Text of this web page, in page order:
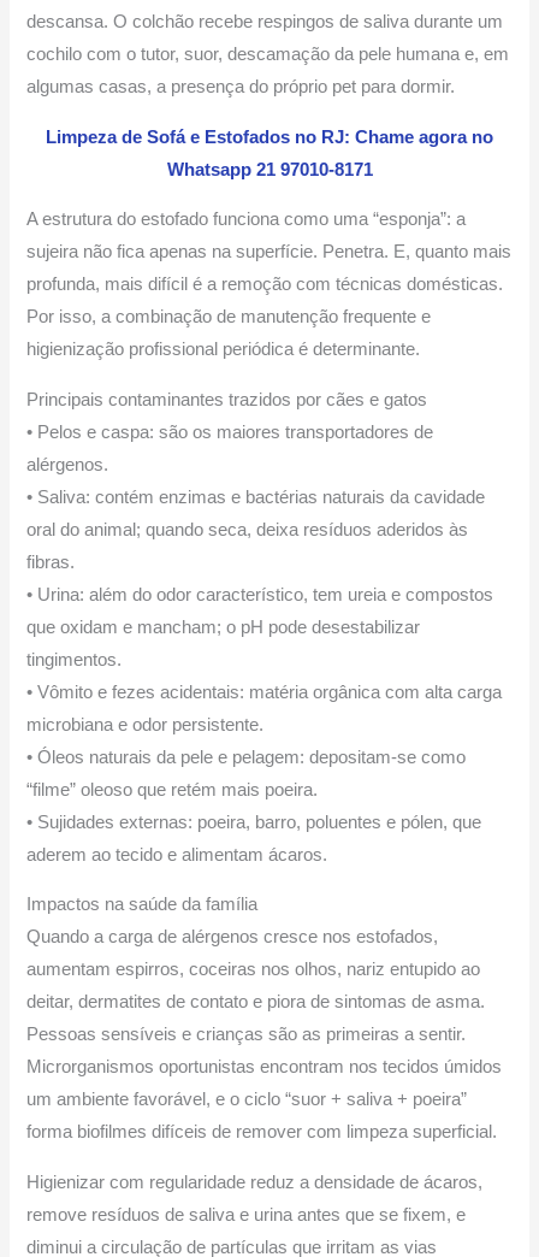
descansa. O colchão recebe respingos de saliva durante um
cochilo com o tutor, suor, descamação da pele humana e, em
algumas casas, a presença do próprio pet para dormir.
Limpeza de Sofá e Estofados no RJ: Chame agora no
Whatsapp 21 97010-8171
A estrutura do estofado funciona como uma “esponja”: a
sujeira não fica apenas na superfície. Penetra. E, quanto mais
profunda, mais difícil é a remoção com técnicas domésticas.
Por isso, a combinação de manutenção frequente e
higienização profissional periódica é determinante.
Principais contaminantes trazidos por cães e gatos
• Pelos e caspa: são os maiores transportadores de
alérgenos.
• Saliva: contém enzimas e bactérias naturais da cavidade
oral do animal; quando seca, deixa resíduos aderidos às
fibras.
• Urina: além do odor característico, tem ureia e compostos
que oxidam e mancham; o pH pode desestabilizar
tingimentos.
• Vômito e fezes acidentais: matéria orgânica com alta carga
microbiana e odor persistente.
• Óleos naturais da pele e pelagem: depositam-se como
“filme” oleoso que retém mais poeira.
• Sujidades externas: poeira, barro, poluentes e pólen, que
aderem ao tecido e alimentam ácaros.
Impactos na saúde da família
Quando a carga de alérgenos cresce nos estofados,
aumentam espirros, coceiras nos olhos, nariz entupido ao
deitar, dermatites de contato e piora de sintomas de asma.
Pessoas sensíveis e crianças são as primeiras a sentir.
Microrganismos oportunistas encontram nos tecidos úmidos
um ambiente favorável, e o ciclo “suor + saliva + poeira”
forma biofilmes difíceis de remover com limpeza superficial.
Higienizar com regularidade reduz a densidade de ácaros,
remove resíduos de saliva e urina antes que se fixem, e
diminui a circulação de partículas que irritam as vias